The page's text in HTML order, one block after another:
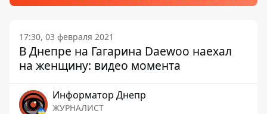
17:30, 03 февраля 2021
В Днепре на Гагарина Daewoo наехал
на женщину: видео момента
Информатор Днепр
ЖУРНАЛИСТ